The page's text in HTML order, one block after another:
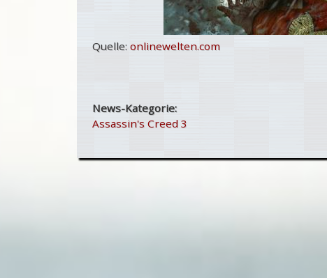
Quelle: onlinewelten.com
News-Kategorie:
Assassin's Creed 3